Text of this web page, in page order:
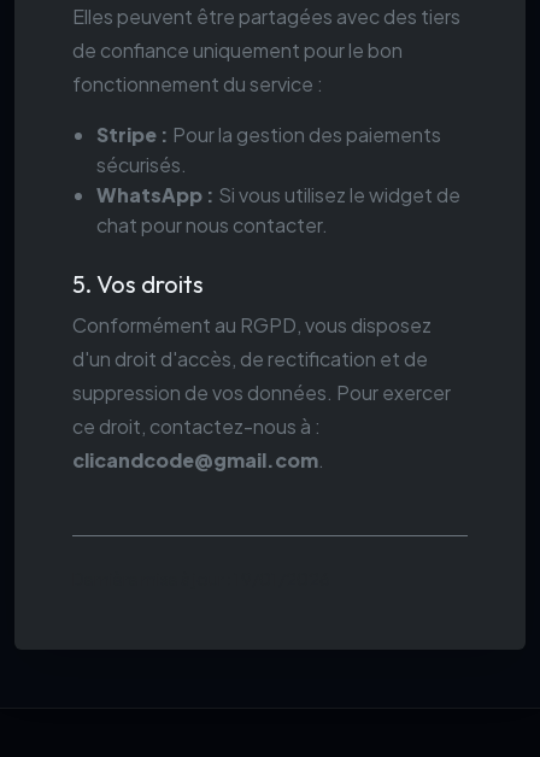
Elles peuvent être partagées avec des tiers
de confiance uniquement pour le bon
fonctionnement du service :
Stripe : Pour la gestion des paiements
sécurisés.
WhatsApp : Si vous utilisez le widget de
chat pour nous contacter.
5. Vos droits
Conformément au RGPD, vous disposez
d'un droit d'accès, de rectification et de
suppression de vos données. Pour exercer
ce droit, contactez-nous à :
clicandcode@gmail.com